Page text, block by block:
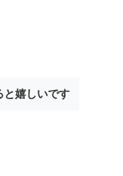
と嬉しいです